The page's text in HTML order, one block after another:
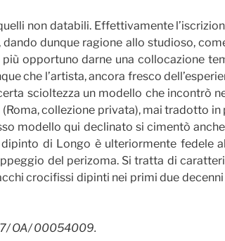
non databili. Effettivamente
dunque ragione allo studioso,
opportuno darne una collocazione
che l’artista, ancora fresco
scioltezza un modello che incontrò
collezione privata), mai tradotto
modello qui declinato si cimentò
di Longo è ulteriormente fedele
del perizoma. Si tratta di
crocifissi dipinti nei primi due
OA/ 00054009.